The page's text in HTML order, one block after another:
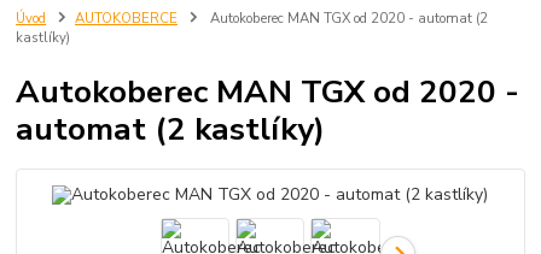
Úvod AUTOKOBERCE
Autokoberec MAN TGX od 2020 - automat (2
kastlíky)
Autokoberec MAN TGX od 2020 -
automat (2 kastlíky)